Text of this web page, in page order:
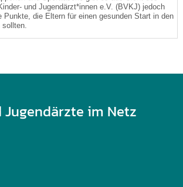
und Jugendärzt*innen e.V. (BVKJ) jedoch
Punkte, die Eltern für einen gesunden Start in den
im Netz